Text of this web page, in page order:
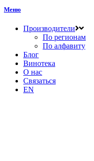
Меню
Производители
По регионам
По алфавиту
Блог
Винотека
О нас
Связаться
EN